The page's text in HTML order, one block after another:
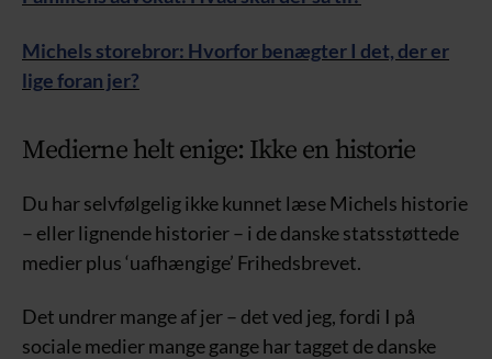
Michels storebror: Hvorfor benægter I det, der er
lige foran jer?
Medierne helt enige: Ikke en historie
Du har selvfølgelig ikke kunnet læse Michels historie
– eller lignende historier – i de danske statsstøttede
medier plus ‘uafhængige’ Frihedsbrevet.
Det undrer mange af jer – det ved jeg, fordi I på
sociale medier mange gange har tagget de danske